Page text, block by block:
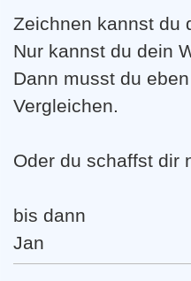
Zeichnen kannst du
Nur kannst du dein
Dann musst du
Vergleichen.
Oder du schaffst dir
bis dann
Jan